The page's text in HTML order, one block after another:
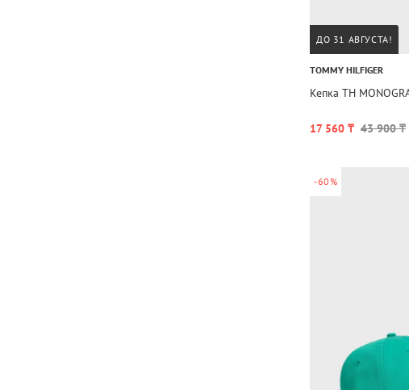
ДО 31 АВГУСТА!
TOMMY HILFIGER
Кепка TH
17 560 ₸ 43 900 ₸
-60%